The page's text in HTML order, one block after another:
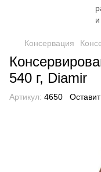
Консервация
540 г, Diamir
Артикул: 4650